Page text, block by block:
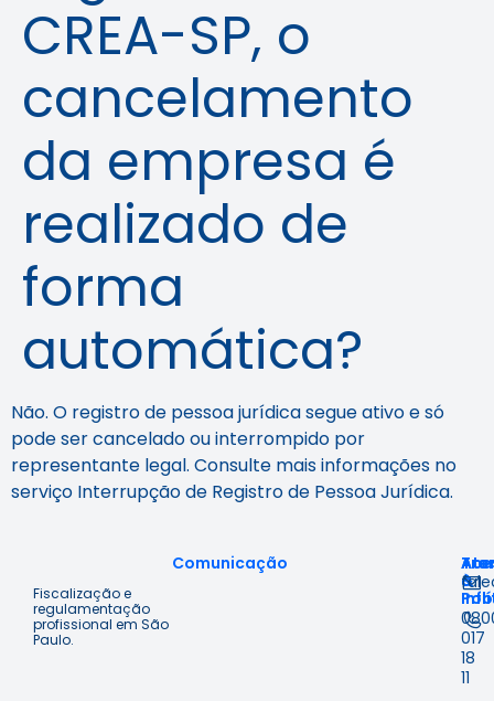
CREA-SP, o
cancelamento
da empresa é
realizado de
forma
automática?
Não. O registro de pessoa jurídica segue ativo e só
pode ser cancelado ou interrompido por
representante legal. Consulte mais informações no
serviço Interrupção de Registro de Pessoa Jurídica.
Fiscalização e
regulamentação
profissional em São
Paulo.
Comunicação
à
&
017
18
11